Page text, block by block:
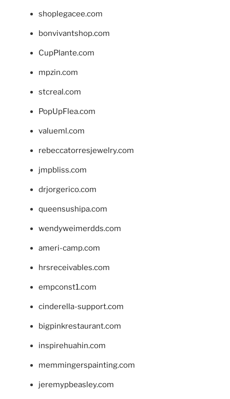
shoplegacee.com
bonvivantshop.com
CupPlante.com
mpzin.com
stcreal.com
PopUpFlea.com
valueml.com
rebeccatorresjewelry.com
jmpbliss.com
drjorgerico.com
queensushipa.com
wendyweimerdds.com
ameri-camp.com
hrsreceivables.com
empconst1.com
cinderella-support.com
bigpinkrestaurant.com
inspirehuahin.com
memmingerspainting.com
jeremypbeasley.com